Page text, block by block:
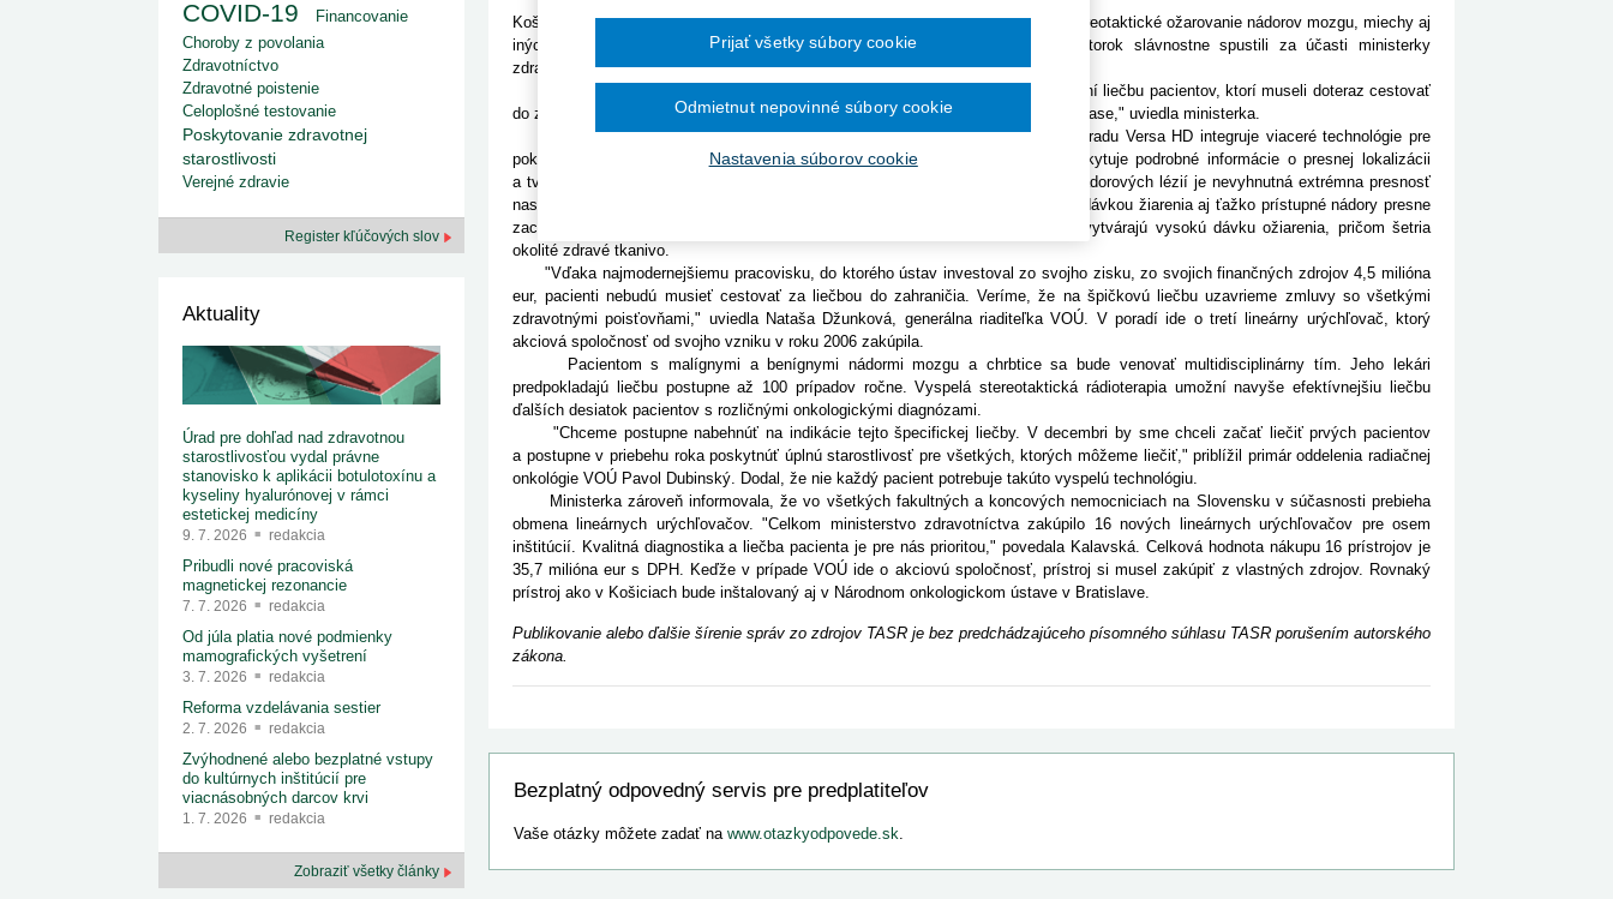
1. 7. 2026
redakcia
Ministerstvo zdravotníctva zverejnilo aktualizovaný
zoznam kategori...
29. 6. 2026
redakcia
Rezort zdravotníctva zverejnil zoznam
kategorizovaných špeciálnych ...
29. 6. 2026
redakcia
Výzva na podporu dostupnosti zdravotnej
starostlivosti v centrách z...
2015
Od 1. augusta 2026 sa začína šesťmesačné prechodné obdobie na
implementáciu nových elektronických služieb v elektronickej zdravotnej
Ročník 2013
Ročník 2012
Košice 22. októbra (TASR) - Prístroj umožňuje vysoko presnú rádiochirurgiu a stereotaktické ožarovanie nádorov mozgu, miechy aj
iných častí tela s presnosťou na desatiny milimetra. Do prevádzky ho v utorok slávnostne spustili za účasti ministerky
zdravotníctva Andrey Kalavskej (nominantka Smeru-SD).
"Pacienti VOÚ tak dostanú rádioterapiu s najvyššou kvalitou a zároveň umožní liečbu pacientov, ktorí museli doteraz cestovať
do zahraničia. Potrebnú zdravotnú starostlivosť tak dostanú v podstatne kratšom čase," uviedla ministerka.
Stereotaktická rádiochirurgia spolu s lineárnym urýchľovačom najvyššieho radu Versa HD integruje viaceré technológie pre
pokročilé zobrazovanie, plánovanie liečby a samotné ožarovanie. Lekárom poskytuje podrobné informácie o presnej lokalizácii
a tvare nádorovej i nenádorovej lézie. Na ošetrenie niektorých nádorových a nenádorových lézií je nevyhnutná extrémna presnosť
nastavenia ožiarenia. Stereotaktická rádiochirurgia umožňuje zasiahnuť vysokou dávkou žiarenia aj ťažko prístupné nádory presne
zacielenými lúčmi žiarenia, ktoré prichádzajú z rôznych rovín a v priesečníku vytvárajú vysokú dávku ožiarenia, pričom šetria
okolité zdravé tkanivo.
"Vďaka najmodernejšiemu pracovisku, do ktorého ústav investoval zo svojho zisku, zo svojich finančných zdrojov 4,5 milióna
eur, pacienti nebudú musieť cestovať za liečbou do zahraničia. Veríme, že na špičkovú liečbu uzavrieme zmluvy so všetkými
zdravotnými poisťovňami," uviedla Nataša Džunková, generálna riaditeľka VOÚ. V poradí ide o tretí lineárny urýchľovač, ktorý
akciová spoločnosť od svojho vzniku v roku 2006 zakúpila.
Pacientom s malígnymi a benígnymi nádormi mozgu a chrbtice sa bude venovať multidisciplinárny tím. Jeho lekári
predpokladajú liečbu postupne až 100 prípadov ročne. Vyspelá stereotaktická rádioterapia umožní navyše efektívnejšiu liečbu
ďalších desiatok pacientov s rozličnými onkologickými diagnózami.
"Chceme postupne nabehnúť na indikácie tejto špecifickej liečby. V decembri by sme chceli začať liečiť prvých pacientov
a postupne v priebehu roka poskytnúť úplnú starostlivosť pre všetkých, ktorých môžeme liečiť," priblížil primár oddelenia radiačnej
onkológie VOÚ Pavol Dubinský. Dodal, že nie každý pacient potrebuje takúto vyspelú technológiu.
Ministerka zároveň informovala, že vo všetkých fakultných a koncových nemocniciach na Slovensku v súčasnosti prebieha
obmena lineárnych urýchľovačov. "Celkom ministerstvo zdravotníctva zakúpilo 16 nových lineárnych urýchľovačov pre osem
inštitúcií. Kvalitná diagnostika a liečba pacienta je pre nás prioritou," povedala Kalavská. Celková hodnota nákupu 16 prístrojov je
35,7 milióna eur s DPH. Keďže v prípade VOÚ ide o akciovú spoločnosť, prístroj si musel zakúpiť z vlastných zdrojov. Rovnaký
prístroj ako v Košiciach bude inštalovaný aj v Národnom onkologickom ústave v Bratislave.
Publikovanie alebo ďalšie šírenie správ zo zdrojov TASR je bez predchádzajúceho písomného súhlasu TASR porušením autorského
zákona.
Bezplatný odpovedný servis pre predplatiteľov
Vaše otázky môžete zadať na www.otazkyodpovede.sk.
COVID-19
Financovanie
Choroby z povolania
Zdravotníctvo
Zdravotné poistenie
Celoplošné testovanie
Poskytovanie zdravotnej
starostlivosti
Verejné zdravie
Register kľúčových slov
Aktuality
Úrad pre dohľad nad zdravotnou
starostlivosťou vydal právne
stanovisko k aplikácii botulotoxínu a
kyseliny hyalurónovej v rámci
estetickej medicíny
9. 7. 2026 redakcia
Pribudli nové pracoviská
magnetickej rezonancie
7. 7. 2026 redakcia
Od júla platia nové podmienky
mamografických vyšetrení
3. 7. 2026 redakcia
Reforma vzdelávania sestier
2. 7. 2026 redakcia
Zvýhodnené alebo bezplatné vstupy
do kultúrnych inštitúcií pre
viacnásobných darcov krvi
1. 7. 2026 redakcia
Zobraziť všetky články
Nastavenia súborov cookie
Odmietnut nepovinné súbory cookie
Prijať všetky súbory cookie